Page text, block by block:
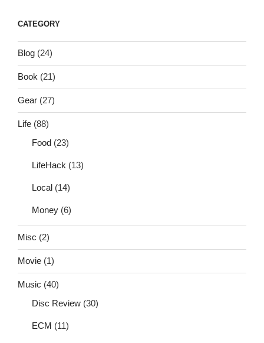
CATEGORY
Blog (24)
Book (21)
Gear (27)
Life (88)
Food (23)
LifeHack (13)
Local (14)
Money (6)
Misc (2)
Movie (1)
Music (40)
Disc Review (30)
ECM (11)